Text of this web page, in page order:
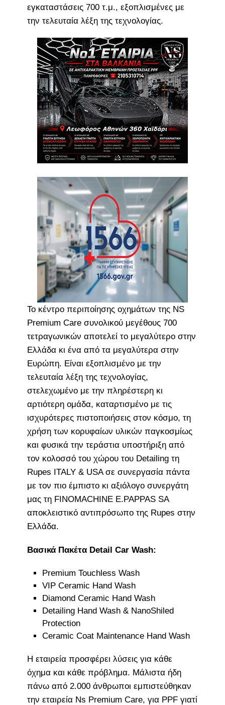
εγκαταστάσεις 700 τ.μ., εξοπλισμένες με
την τελευταία λέξη της τεχνολογίας.
Το κέντρο περιποίησης οχημάτων της NS
Premium Care συνολικού μεγέθους 700
τετραγωνικών αποτελεί το μεγαλύτερο στην
Ελλάδα κι ένα από τα μεγαλύτερα στην
Ευρώπη. Είναι εξοπλισμένο με την
τελευταία λέξη της τεχνολογίας,
στελεχωμένο με την πληρέστερη κι
αρτιότερη ομάδα, καταρτισμένο με τις
ισχυρότερες πιστοποιήσεις στον κόσμο, τη
χρήση των κορυφαίων υλικών παγκοσμίως
και φυσικά την τεράστια υποστήριξη από
τον κολοσσό του χώρου του Detailing τη
Rupes ITALY & USA σε συνεργασία πάντα
με τον πιο έμπιστο κι αξιόλογο συνεργάτη
μας τη FINOMACHINE E.PAPPAS SA
αποκλειστικό αντιπρόσωπο της Rupes στην
Ελλάδα.
Βασικά Πακέτα Detail Car Wash:
Premium Touchless Wash
VIP Ceramic Hand Wash
Diamond Ceramic Hand Wash
Detailing Hand Wash & NanoShiled
Protection
Ceramic Coat Maintenance Hand Wash
Η εταιρεία προσφέρει λύσεις για κάθε
όχημα και κάθε πρόβλημα. Μάλιστα ήδη
πάνω από 2.000 άνθρωποι εμπιστεύθηκαν
την εταιρεία Ns Premium Care, για PPF γιατί